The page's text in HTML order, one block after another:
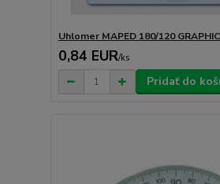
Uhlomer MAPED 180/120 GRAPHIC
0,84 EUR/ks
Pridať do